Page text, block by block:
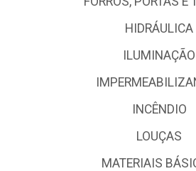
HIDRÁULICA
ILUMINAÇÃO
INCÊNDIO
LOUÇAS
MATERIAIS